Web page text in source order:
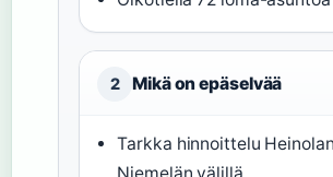
2 Mikä on epäselvää
Tarkka hinnoittelu